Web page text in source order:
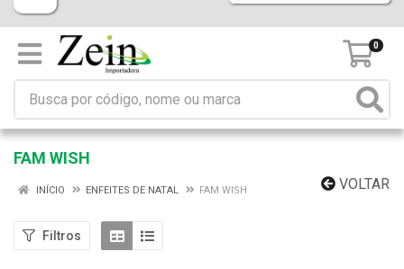
0
FAM WISH
VOLTAR
INÍCIO ENFEITES DE NATAL FAM WISH
Filtros